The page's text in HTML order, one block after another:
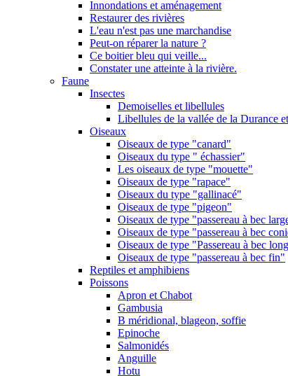
Innondations et aménagement
Restaurer des rivières
L'eau n'est pas une marchandise
Peut-on réparer la nature ?
Ce boitier bleu qui veille...
Constater une atteinte à la rivière.
Faune
Insectes
Demoiselles et libellules
Libellules de la vallée de la Durance
Oiseaux
Oiseaux de type "canard"
Oiseaux du type " échassier"
Les oiseaux de type "mouette"
Oiseaux de type "rapace"
Oiseaux du type "gallinacé"
Oiseaux de type "pigeon"
Oiseaux de type "passereau à bec
Oiseaux de type "passereau à bec
Oiseaux de type "Passereau à bec
Oiseaux de type "passereau à bec fin"
Reptiles et amphibiens
Poissons
Apron et Chabot
Gambusia
B méridional, blageon, soffie
Epinoche
Salmonidés
Anguille
Hotu